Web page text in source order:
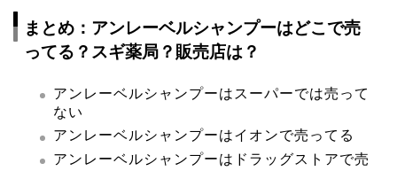
まとめ：アンレーベルシャンプーはどこで売
ってる？スギ薬局？販売店は？
アンレーベルシャンプーはスーパーでは売って
ない
アンレーベルシャンプーはイオンで売ってる
アンレーベルシャンプーはドラッグストアで売